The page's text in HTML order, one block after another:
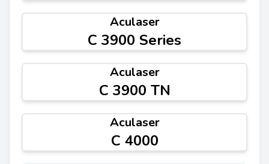
Aculaser
C 3900 Series
Aculaser
C 3900 TN
Aculaser
C 4000